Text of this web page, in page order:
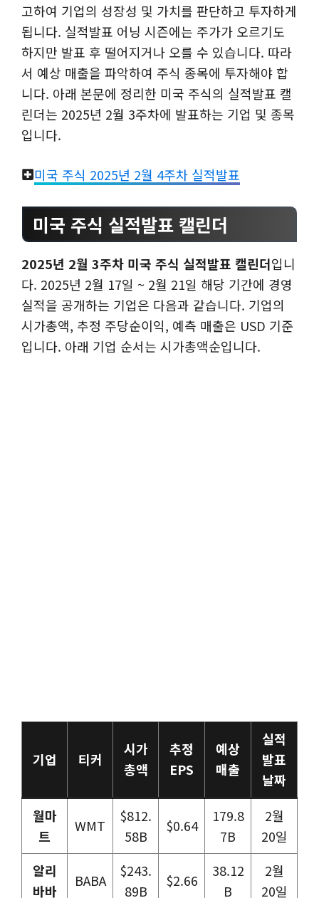
고하여 기업의 성장성 및 가치를 판단하고 투자하게
됩니다. 실적발표 어닝 시즌에는 주가가 오르기도
하지만 발표 후 떨어지거나 오를 수 있습니다. 따라
서 예상 매출을 파악하여 주식 종목에 투자해야 합
니다. 아래 본문에 정리한 미국 주식의 실적발표 캘
린더는 2025년 2월 3주차에 발표하는 기업 및 종목
입니다.
미국 주식 2025년 2월 4주차 실적발표
미국 주식 실적발표 캘린더
2025년 2월 3주차 미국 주식 실적발표 캘린더입니
다. 2025년 2월 17일 ~ 2월 21일 해당 기간에 경영
실적을 공개하는 기업은 다음과 같습니다. 기업의
시가총액, 추정 주당순이익, 예측 매출은 USD 기준
입니다. 아래 기업 순서는 시가총액순입니다.
기업 티커
시가
총액
추정
EPS
예상
매출
실적
발표
날짜
월마
트
WMT
$812.
58B
$0.64
179.8
7B
2월
20일
알리
바바
BABA
$243.
89B
$2.66
38.12
B
2월
20일